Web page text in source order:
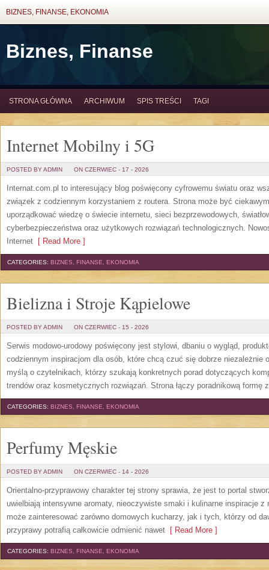
BIZNES, FINANSE, EKONOMIA
Biznes, Finanse
STRONA GŁÓWNA ARCHIWUM SPIS TREŚCI TAGI
Internet Mobilny i 5G
POSTED BY ADMIN ON CZERWIEC - 17 - 2026
Internat.com.pl to interesujący blog poświęcony cyfrowemu światu oraz
związek z codziennym korzystaniem z routera. Strona może być
uporządkować wiedzę o świecie internetu, sieci bezprzewodowych,
cyberbezpieczeństwa oraz użytkowych rozwiązań technologicznych.
Internet [ Read More ]
CATEGORIES: BIZNES, FINANSE, EKONOMIA
Bielizna i Stroje Kąpielowe
POSTED BY ADMIN ON CZERWIEC - 15 - 2026
Serwis modowo-urodowy poświęcony jest stylowi, dbaniu o wygląd,
codziennym inspiracjom dla osób, które chcą czuć się dobrze niezależnie
myślą o czytelnikach, którzy szukają konkretnych porad dotyczących
trendów oraz kosmetycznych rozwiązań. Strona łączy poradnikową formę z
CATEGORIES: BIZNES, FINANSE, EKONOMIA
Perfumy Męskie
POSTED BY ADMIN ON CZERWIEC - 14 - 2026
Orientalno-przyprawowy charakter tej strony sprawia, że jest to portal
uwielbiają intensywne aromaty, nieoczywiste smaki i kulinarne inspiracje
może zainteresować zarówno domowych kucharzy, jak i tych, którzy od
przyprawy potrafią całkowicie odmienić nawet [ Read More ]
CATEGORIES: BIZNES, FINANSE, EKONOMIA